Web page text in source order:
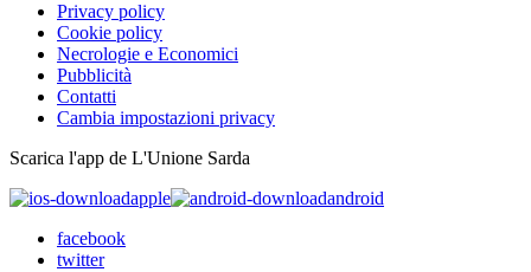
Privacy policy
Cookie policy
Necrologie e Economici
Pubblicità
Contatti
Cambia impostazioni privacy
Scarica l'app de L'Unione Sarda
apple
android
facebook
twitter